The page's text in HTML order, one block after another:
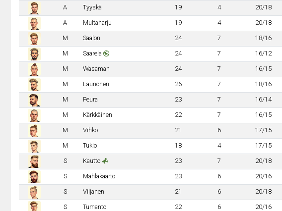
A Tyyskä 19 4 20/18
A Multaharju 19 4 20/18
M Saalon 24 7 18/16
M Saarela 24 7 16/12
M Wasaman 24 7 16/15
M Launonen 26 7 18/16
M Peura 23 7 16/14
M Kärkkäinen 22 7 16/15
M Vihko 21 6 17/15
M Tukio 18 4 17/15
S Kautto 23 7 20/18
S Mahlakaarto 23 6 20/16
S Viljanen 21 6 20/18
S Tumanto 22 6 20/16